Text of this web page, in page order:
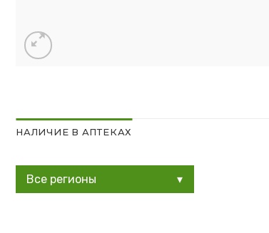
НАЛИЧИЕ В АПТЕКАХ
Все регионы